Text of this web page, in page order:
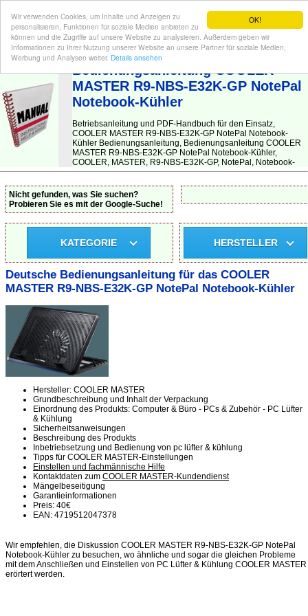
OK!
Wir verwenden Cookies, um Inhalte und Anzeigen zu
personalisieren, Funktionen für soziale Medien anbieten zu
können und die Zugriffe auf unsere Website zu analysieren. Außerdem geben wir
Informationen zu Ihrer Nutzung unserer Website an unsere Partner für soziale Medien,
Werbung und Analysen weiter. Details ansehen
BEDIENUNGSANLEITUNG| Hier finden Sie die deutsche Anleitung!
Bedienungsanleitung COOLER
MASTER R9-NBS-E32K-GP NotePal
Notebook-Kühler
Betriebsanleitung und PDF-Handbuch für den Einsatz,
COOLER MASTER R9-NBS-E32K-GP NotePal Notebook-
Kühler Bedienungsanleitung, Bedienungsanleitung COOLER
MASTER R9-NBS-E32K-GP NotePal Notebook-Kühler,
COOLER, MASTER, R9-NBS-E32K-GP, NotePal, Notebook-
Nicht gefunden, was Sie suchen?
Probieren Sie es mit der Google-Suche!
KATEGORIE HERSTELLER
Deutsche Bedienungsanleitung für das COOLER
MASTER R9-NBS-E32K-GP NotePal Notebook-Kühler
Hersteller: COOLER MASTER
Grundbeschreibung und Inhalt der Verpackung
Einordnung des Produkts: Computer & Büro - PCs & Zubehör - PC Lüfter
& Kühlung
Sicherheitsanweisungen
Beschreibung des Produkts
Inbetriebsetzung und Bedienung von pc lüfter & kühlung
Tipps für COOLER MASTER-Einstellungen
Einstellen und fachmännische Hilfe
Kontaktdaten zum COOLER MASTER-Kundendienst
Mängelbeseitigung
Garantieinformationen
Preis: 40€
EAN: 4719512047378
Wir empfehlen, die Diskussion COOLER MASTER R9-NBS-E32K-GP NotePal
Notebook-Kühler zu besuchen, wo ähnliche und sogar die gleichen Probleme
mit dem Anschließen und Einstellen von PC Lüfter & Kühlung COOLER MASTER
erörtert werden.